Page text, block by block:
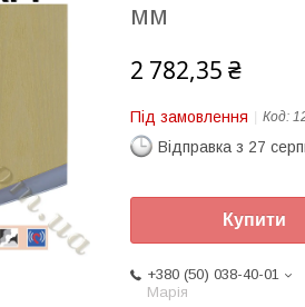
мм
2 782,35 ₴
Під замовлення Код:
Відправка з 27
Купити
+380 (50) 038-40-01
Марія